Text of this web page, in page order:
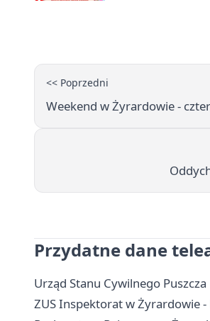
<< Poprzedni
Weekend w Żyrardowie -
Przydatne dane
Urząd Stanu Cywilnego
ZUS Inspektorat w Żyrardowie